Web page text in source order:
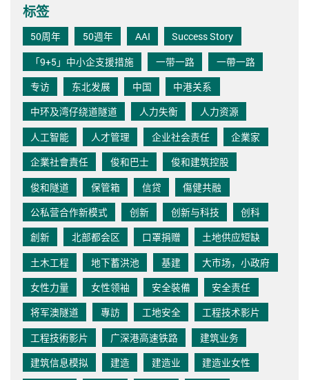
标签
50周年 50週年 AAI
Success Story
「9+5」中小企支援措施
一带一路
一帶一路
专访
东北发展 中国
中港关系
中环及湾仔绕道隧道
人力失衡
人力资源
人工智能
人才管理 企业社会责任
企業家
企業社會責任
俊和巴士
俊和建筑控股
俊和隧道
保管箱 信贷
傷健共融
公私营合作新模式
创新 创新与科技
创科
創新
北部都会区 口罩捐赠
土地供应短缺
土木工程
地下蓄洪池 基建
大市场，小政府
女性力量
女性领袖 安全裝備
安全责任
将军澳隧道
專訪 工地安全
工程技术影片
工程技術影片
广深港高速铁路
建筑业务
建筑信息模拟
建造 建造业
建造业女性